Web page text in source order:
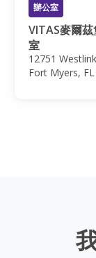
辦公室
VITAS麥爾
室
12751
Fort Myers,